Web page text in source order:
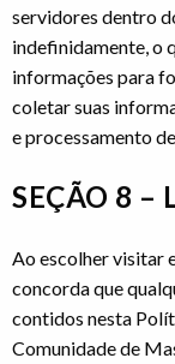
servidores dentro
indefinidamente, o
informações para
coletar suas
e processamento
SEÇÃO 8 –
Ao escolher visitar
concorda que
contidos nesta
Comunidade de